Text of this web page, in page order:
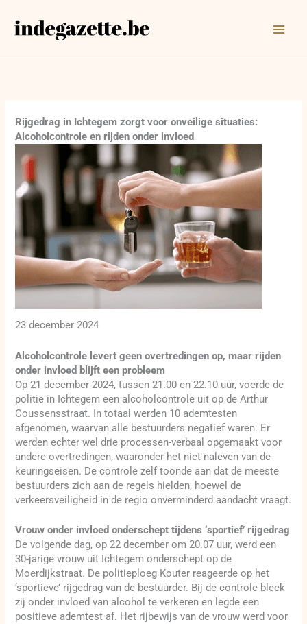
naar
Rijgedrag in Ichtegem zorgt voor onveilige situaties:
Alcoholcontrole en rijden onder invloed
23 december 2024
Alcoholcontrole levert geen overtredingen op, maar rijden
onder invloed blijft een probleem
Op 21 december 2024, tussen 21.00 en 22.10 uur, voerde de
politie in Ichtegem een alcoholcontrole uit op de Arthur
Coussensstraat. In totaal werden 10 ademtesten
afgenomen, waarvan alle bestuurders negatief waren. Er
werden echter wel drie processen-verbaal opgemaakt voor
andere overtredingen, waaronder het niet naleven van de
keuringseisen. De controle zelf toonde aan dat de meeste
bestuurders zich aan de regels hielden, hoewel de
verkeersveiligheid in de regio onverminderd aandacht vraagt.
Vrouw onder invloed onderschept tijdens ‘sportief’ rijgedrag
De volgende dag, op 22 december om 20.07 uur, werd een
30-jarige vrouw uit Ichtegem onderschept op de
Moerdijkstraat. De politieploeg Kouter reageerde op het
‘sportieve’ rijgedrag van de bestuurder. Bij de controle bleek
zij onder invloed van alcohol te verkeren en legde een
positieve ademtest af. Het rijbewijs van de vrouw werd voor